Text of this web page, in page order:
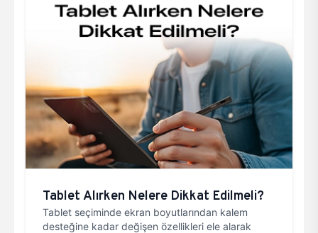
Tablet Alırken Nelere Dikkat Edilmeli?
Tablet seçiminde ekran boyutlarından kalem
desteğine kadar değişen özellikleri ele alarak